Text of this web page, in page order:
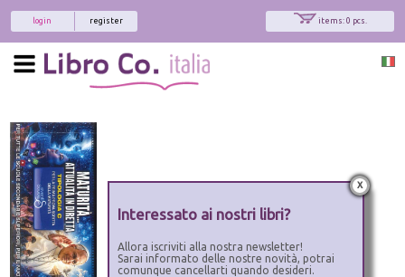
items: 0 pcs.
register
login
x
Interessato ai nostri libri?
Allora iscriviti alla nostra newsletter!
Sarai informato delle nostre novità, potrai
comunque cancellarti quando desideri.